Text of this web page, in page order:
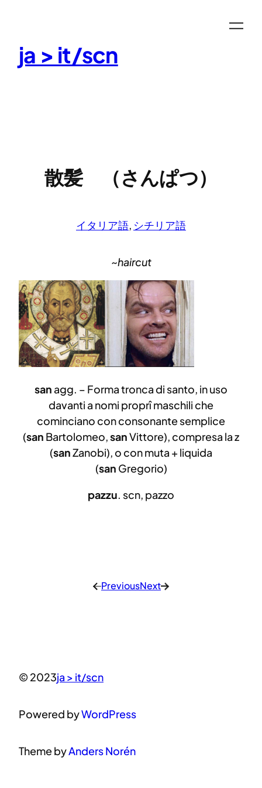
content
ja > it/scn
散髪 （さんぱつ）
イタリア語, シチリア語
~haircut
san agg. – Forma tronca di santo, in uso
davanti a nomi proprî maschili che
cominciano con consonante semplice
(san Bartolomeo,sanVittore), compresa la z
(sanZanobi), o con muta + liquida
(san Gregorio)
pazzu. scn, pazzo
←PreviousNext→
© 2023ja > it/scn
Powered byWordPress
Theme byAnders Norén